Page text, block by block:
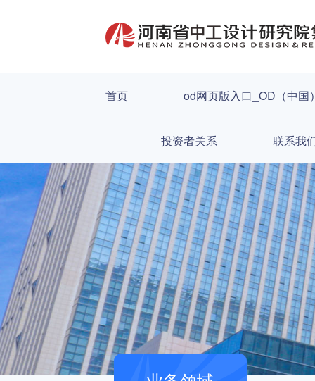
首页 od网页版入口_OD（中国
投资者关系 联系我